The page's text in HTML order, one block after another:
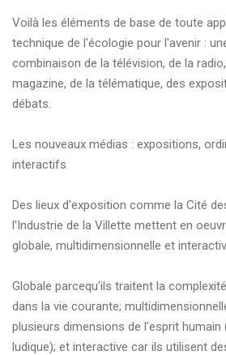
Voilà les éléments de base de toute
technique de l'écologie pour l'avenir :
combinaison de la télévision, de la
magazine, de la télématique, des
débats.
Les nouveaux médias : expositions,
interactifs
Des lieux d'exposition comme la Cité
l'Industrie de la Villette mettent en
globale, multidimensionnelle et
Globale parcequ'ils traitent la
dans la vie courante;
plusieurs dimensions de l'esprit humain
ludique); et interactive car ils utilisent